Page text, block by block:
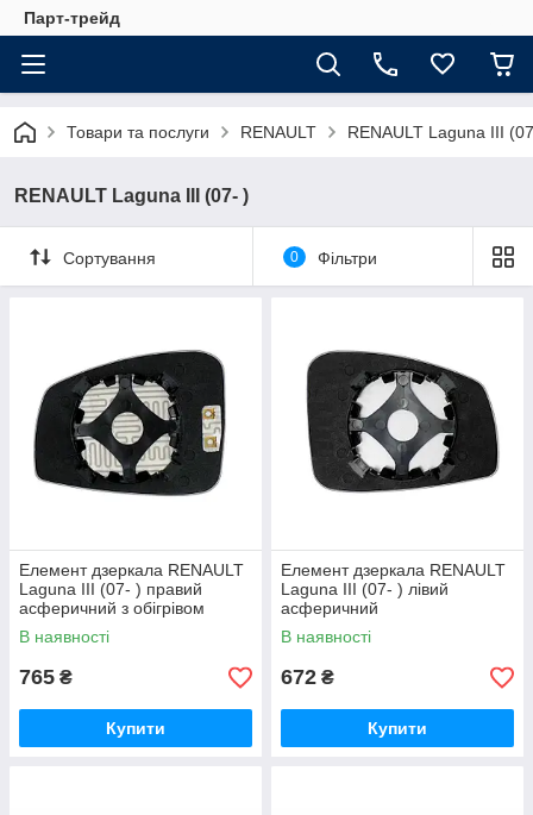
Парт-трейд
Товари та послуги RENAULT RENAULT Laguna III
RENAULT Laguna III (07- )
Сортування 0 Фільтри
Елемент дзеркала RENAULT
Laguna III (07- ) правий
асферичний з обігрівом
В наявності
765 ₴
Купити
Елемент дзеркала RENAULT
Laguna III (07- ) лівий
асферичний
В наявності
672 ₴
Купити